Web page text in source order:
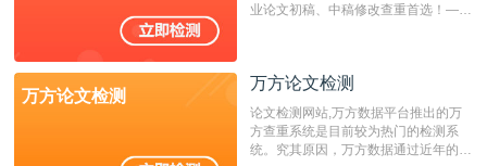
业论文初稿、中稿修改查重首选！——
万方论文检测
万方论文检测
论文检测网站,万方数据平台推出的万
方查重系统是目前较为热门的检测系
统。究其原因，万方数据通过近年的发